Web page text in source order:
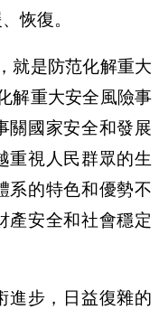
恢復。
就是防范化解重大
解重大安全風險事
關國家安全和發展
重視人民群眾的生
系的特色和優勢不
產安全和社會穩定
進步，日益復雜的